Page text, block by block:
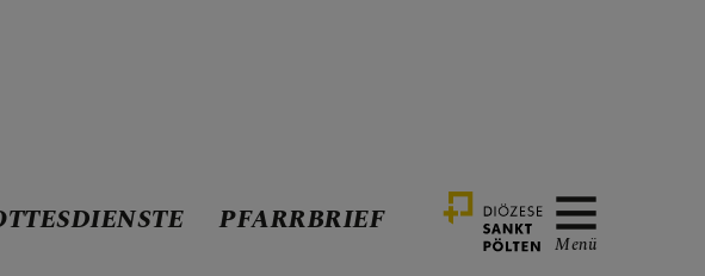
PFARRBRIEF
Menü